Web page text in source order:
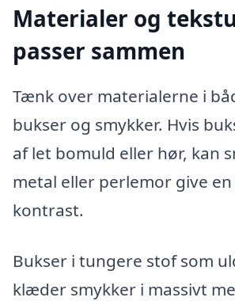
Materialer og
passer sammen
Tænk over materialerne i
bukser og smykker. Hvis
af let bomuld eller hør, kan
metal eller perlemor give
kontrast.
Bukser i tungere stof som
klæder smykker i massivt